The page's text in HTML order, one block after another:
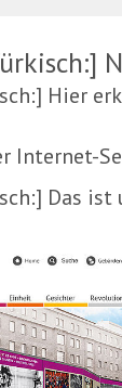
Hier
Internet-
Das ist